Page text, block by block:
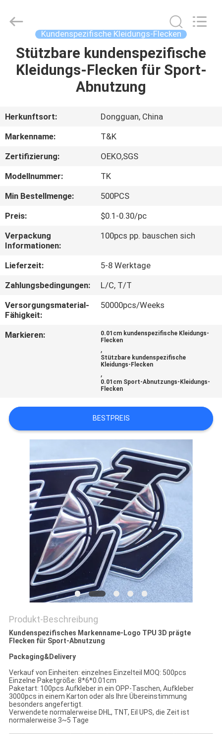
HAUS
ÜBER
UNS
FABRIK-
AUSFLUG
QUALITÄTSKONTROLLE
TRETEN
SIE
MIT
IN
VERBINDUNG
SITEMAP
PRIVACY
POLICY
Accessories
Co.,Ltd.
Kundenspezifische Kleidungs-Flecken
Stützbare kundenspezifische
Kleidungs-Flecken für Sport-
Abnutzung
Herkunftsort:
Dongguan, China
Markenname:
T&K
Zertifizierung:
OEKO,SGS
Modellnummer:
TK
Min Bestellmenge:
500PCS
Preis:
$0.1-0.30/pc
Verpackung
Informationen:
100pcs pp. bauschen sich
Lieferzeit:
5-8 Werktage
Zahlungsbedingungen:
L/C, T/T
Versorgungsmaterial-
Fähigkeit:
50000pcs/Weeks
Markieren:
0.01cm kundenspezifische Kleidungs-
Flecken
,
Stützbare kundenspezifische
Kleidungs-Flecken
,
0.01cm Sport-Abnutzungs-Kleidungs-
Flecken
BESTPREIS
Produkt-Beschreibung
Kundenspezifisches Markenname-Logo TPU 3D prägte
Flecken für Sport-Abnutzung
Packaging&Delivery
Verkauf von Einheiten: einzelnes Einzelteil MOQ: 500pcs
Einzelne Paketgröße: 8*6*0.01cm
Paketart: 100pcs Aufkleber in ein OPP-Taschen, Aufkleber
3000pcs in einem Karton oder als Ihre Übereinstimmung
besonders angefertigt.
Verwendete normalerweise DHL, TNT, Eil UPS, die Zeit ist
normalerweise 3~5 Tage